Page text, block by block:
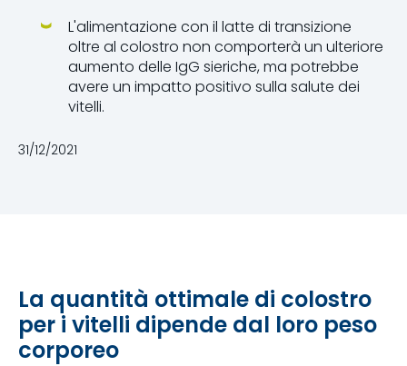
L'alimentazione con il latte di transizione
oltre al colostro non comporterà un ulteriore
aumento delle IgG sieriche, ma potrebbe
avere un impatto positivo sulla salute dei
vitelli.
31/12/2021
La quantità ottimale di colostro
per i vitelli dipende dal loro peso
corporeo